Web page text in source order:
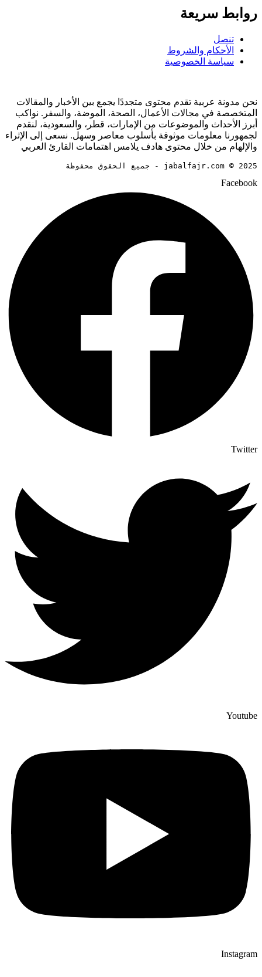
روابط سريعة
تنصل
الأحكام والشروط
سياسة الخصوصية
نحن مدونة عربية تقدم محتوى متجددًا يجمع بين الأخبار والمقالات
المتخصصة في مجالات الأعمال، الصحة، الموضة، والسفر. نواكب
أبرز الأحداث والموضوعات من الإمارات، قطر، والسعودية، لنقدم
لجمهورنا معلومات موثوقة بأسلوب معاصر وسهل. نسعى إلى الإثراء
والإلهام من خلال محتوى هادف يلامس اهتمامات القارئ العربي
jabalfajr.com © 2025 - جميع الحقوق محفوظة
Facebook
Twitter
Youtube
Instagram